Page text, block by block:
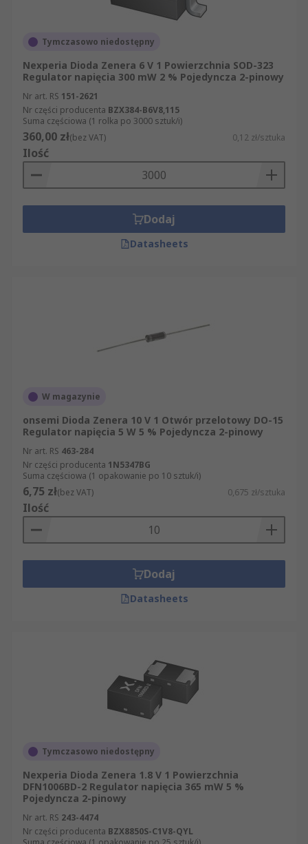
Tymczasowo niedostępny
Nexperia Dioda Zenera 6 V 1 Powierzchnia SOD-323
Regulator napięcia 300 mW 2 % Pojedyncza 2-pinowy
Nr art. RS 151-2621
Nr części producenta BZX384-B6V8,115
Suma częściowa (1 rolka po 3000 sztuk/i)
360,00 zł(bez VAT) 0,12 zł/sztuka
Ilość
Dodaj
Datasheets
W magazynie
onsemi Dioda Zenera 10 V 1 Otwór przelotowy DO-15
Regulator napięcia 5 W 5 % Pojedyncza 2-pinowy
Nr art. RS 463-284
Nr części producenta 1N5347BG
Suma częściowa (1 opakowanie po 10 sztuk/i)
6,75 zł(bez VAT) 0,675 zł/sztuka
Ilość
Dodaj
Datasheets
Tymczasowo niedostępny
Nexperia Dioda Zenera 1.8 V 1 Powierzchnia
DFN1006BD-2 Regulator napięcia 365 mW 5 %
Pojedyncza 2-pinowy
Nr art. RS 243-4474
Nr części producenta BZX8850S-C1V8-QYL